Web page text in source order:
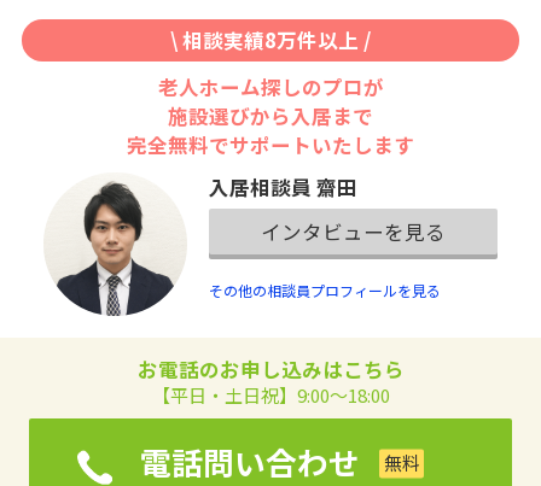
\ 相談実績8万件以上 /
老人ホーム探しのプロが
施設選びから入居まで
完全無料でサポートいたします
入居相談員 齋田
インタビューを見る
その他の相談員プロフィールを見る
お電話のお申し込みはこちら
【平日・土日祝】9:00～18:00
電話問い合わせ